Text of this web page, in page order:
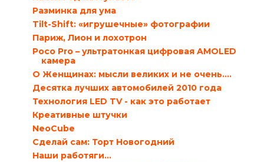
Разминка для ума
Tilt-Shift: «игрушечные» фотографии
Париж, Лион и лохотрон
Poco Pro – ультратонкая цифровая AMOLED
камера
О Женщинах: мысли великих и не очень….
Десятка лучших автомобилей 2010 года
Технология LED TV - как это работает
Креативные штучки
NeoCube
Сделай сам: Торт Новогодний
Наши работяги…